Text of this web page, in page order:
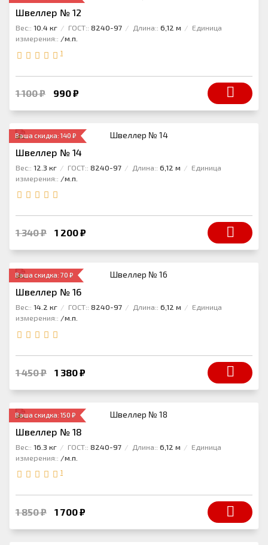
Швеллер № 12
Вес:: 10.4 кг ГОСТ:: 8240-97 Длина:: 6,12 м
Единица
измерения:: /м.п.
1
1 100 ₽ 990 ₽
Ваша скидка: 140 ₽
Швеллер № 14
Вес:: 12.3 кг ГОСТ:: 8240-97 Длина:: 6,12 м
Единица
измерения:: /м.п.
1 340 ₽ 1 200 ₽
Ваша скидка: 70 ₽
Швеллер № 16
Вес:: 14.2 кг ГОСТ:: 8240-97 Длина:: 6,12 м
Единица
измерения:: /м.п.
1 450 ₽ 1 380 ₽
Ваша скидка: 150 ₽
Швеллер № 18
Вес:: 16.3 кг ГОСТ:: 8240-97 Длина:: 6,12 м
Единица
измерения:: /м.п.
1
1 850 ₽ 1 700 ₽